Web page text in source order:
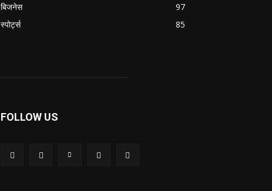
बिजनेस
97
स्पोर्ट्स
85
FOLLOW US